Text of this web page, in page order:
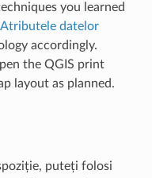
you learned
Atributele datelor
accordingly.
the QGIS print
layout as planned.
puteți folosi